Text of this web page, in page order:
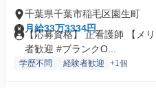
千葉県千葉市稲毛区園生町
月給33万3334円
【応募資格】 正看護師 【メ
者歓迎 #ブランクO...
学歴不問 経験者歓迎 +1個